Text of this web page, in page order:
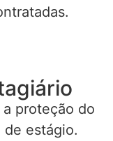
proteção do
estágio.